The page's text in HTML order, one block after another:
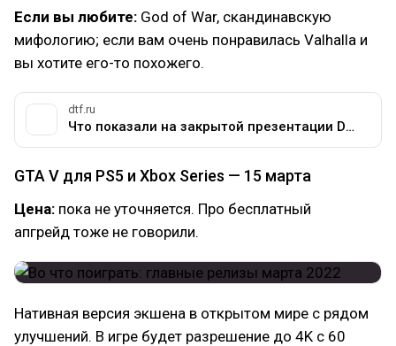
Если вы любите: God of War, скандинавскую
мифологию; если вам очень понравилась Valhalla и
вы хотите его-то похожего.
dtf.ru
Что показали на закрытой презентации Dawn of Ragnarok — гигантского дополнения для Assassin's Creed Valhalla — Игры на DTF
GTA V для PS5 и Xbox Series — 15 марта
Цена: пока не уточняется. Про бесплатный
апгрейд тоже не говорили.
Нативная версия экшена в открытом мире с рядом
улучшений. В игре будет разрешение до 4K с 60